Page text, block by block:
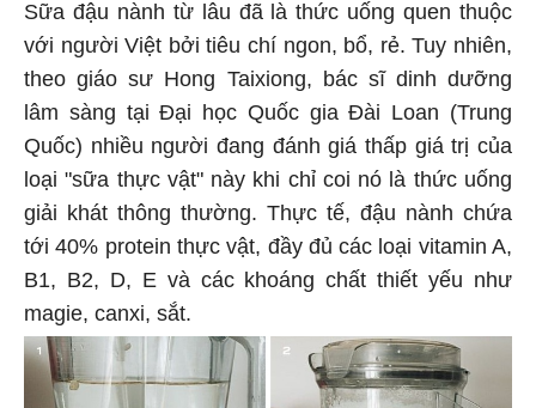
Sữa đậu nành từ lâu đã là thức uống quen thuộc
với người Việt bởi tiêu chí ngon, bổ, rẻ. Tuy nhiên,
theo giáo sư Hong Taixiong, bác sĩ dinh dưỡng
lâm sàng tại Đại học Quốc gia Đài Loan (Trung
Quốc) nhiều người đang đánh giá thấp giá trị của
loại "sữa thực vật" này khi chỉ coi nó là thức uống
giải khát thông thường. Thực tế, đậu nành chứa
tới 40% protein thực vật, đầy đủ các loại vitamin A,
B1, B2, D, E và các khoáng chất thiết yếu như
magie, canxi, sắt.